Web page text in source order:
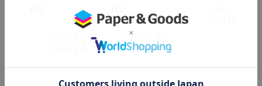
お気に入り
に登録する